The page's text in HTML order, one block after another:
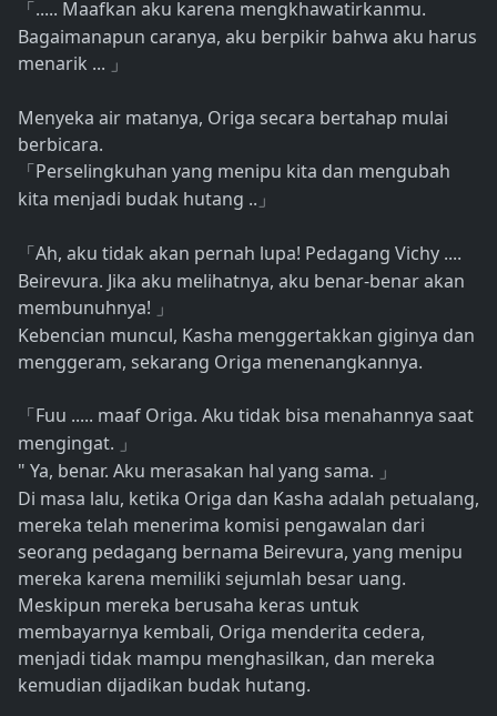
「 ..... Maafkan aku karena mengkhawatirkanmu.
Bagaimanapun caranya, aku berpikir bahwa aku harus
menarik ...
」
Menyeka air matanya, Origa secara bertahap mulai
berbicara.
「 Perselingkuhan yang menipu kita dan mengubah
kita menjadi budak hutang .. 」
「 Ah, aku tidak akan pernah lupa! Pedagang Vichy ....
Beirevura. Jika aku melihatnya, aku benar-benar akan
membunuhnya!
」
Kebencian muncul, Kasha menggertakkan giginya dan
menggeram, sekarang Origa menenangkannya.
「 Fuu ..... maaf Origa. Aku tidak bisa menahannya saat
mengingat.
」
" Ya, benar. Aku merasakan hal yang sama. 」
Di masa lalu, ketika Origa dan Kasha adalah petualang,
mereka telah menerima komisi pengawalan dari
seorang pedagang bernama Beirevura, yang menipu
mereka karena memiliki sejumlah besar uang.
Meskipun mereka berusaha keras untuk
membayarnya kembali, Origa menderita cedera,
menjadi tidak mampu menghasilkan, dan mereka
kemudian dijadikan budak hutang.